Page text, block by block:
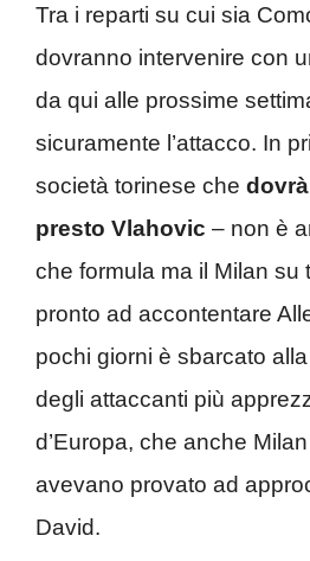
Tra i reparti su cui sia
dovranno intervenire con
da qui alle prossime
sicuramente l’attacco. In
società torinese che
presto Vlahovic – non è
che formula ma il Milan su
pronto ad accontentare
pochi giorni è sbarcato
degli attaccanti più
d’Europa, che anche
avevano provato ad
David.